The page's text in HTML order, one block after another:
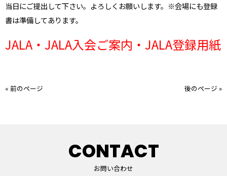
当日にご提出して下さい。よろしくお願いします。※会場にも登録
書は準備してあります。
JALA ・ JALA入会ご案内 ・ JALA登録用紙
« 前のページ 後のページ »
CONTACT
お問い合わせ